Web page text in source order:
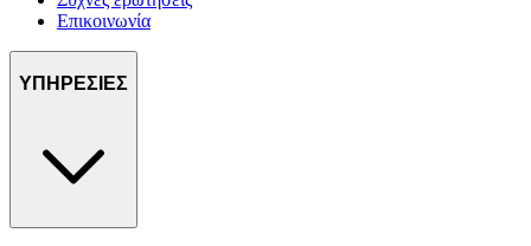
Επικοινωνία
ΥΠΗΡΕΣΙΕΣ